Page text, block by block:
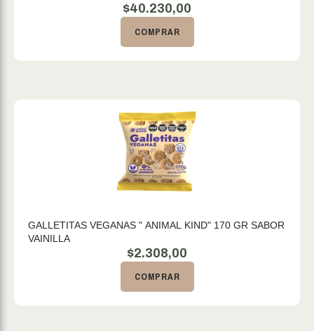
$40.230,00
COMPRAR
GALLETITAS VEGANAS " ANIMAL KIND" 170 GR SABOR
VAINILLA
$2.308,00
COMPRAR